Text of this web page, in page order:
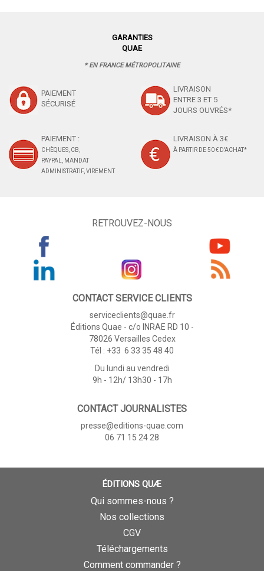
GARANTIES
QUAE
* EN FRANCE MÉTROPOLITAINE
PAIEMENT
SÉCURISÉ
LIVRAISON
ENTRE 3 ET 5
JOURS OUVRÉS*
PAIEMENT :
CHÈQUES, CB,
PAYPAL, MANDAT
ADMINISTRATIF, VIREMENT
LIVRAISON À 3€
À PARTIR DE 50 € D'ACHAT*
RETROUVEZ-NOUS
CONTACT SERVICE CLIENTS
serviceclients@quae.fr
Éditions Quae - c/o INRAE RD 10 -
78026 Versailles Cedex
Tél : +33 6 33 35 48 40
Du lundi au vendredi
9h - 12h/ 13h30 - 17h
CONTACT JOURNALISTES
presse@editions-quae.com
06 71 15 24 28
ÉDITIONS QUÆ
Qui sommes-nous ?
Nos collections
CGV
Téléchargements
Comment commander ?